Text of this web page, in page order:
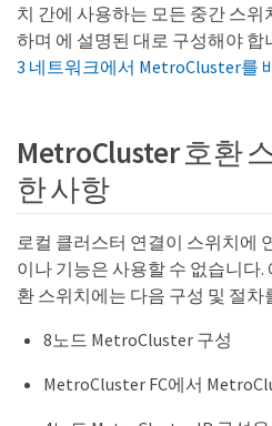
치 간에 사용하는 모든 중간 스
하며 에 설명된 대로 구성해야 합
3 네트워크에서 MetroCluster를
MetroCluster 호환
한 사항
로컬 클러스터 연결이 스위치에
이나 기능은 사용할 수 없습니다
환 스위치에는 다음 구성 및 절차
8노드 MetroCluster 구성
MetroCluster FC에서